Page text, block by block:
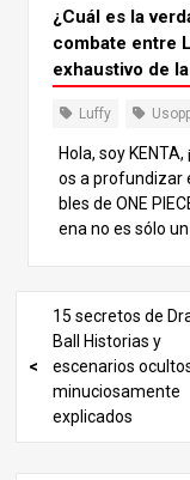
Zoan. Los
rabilidad y
usuarios típicos.
Dressrosa,
afirmando que
das, lo que
uchos
¿Cuál es la
combate entre
exhaustivo de
Luffy
Hola, soy
os a profundizar
bles de ONE
ena no es sólo
s juntos de este
ha entre Luffy y
en torno a su
za sus
echado sus
15 secretos de
Ball Historias y
escenarios
minuciosamente
explicados